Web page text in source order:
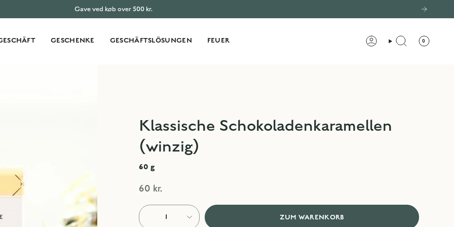
Gave ved køb over 500 kr.
GESCHENKE GESCHÄFTSLÖSUNGEN FEUER KONTO SUCHE 0
Klassische Schokoladenkaramellen
(winzig)
60 g
60 kr.
1 ZUM WARENKORB